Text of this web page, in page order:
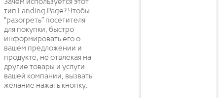
Зачем используется этот
тип Landing Page? Чтобы
“разогреть” посетителя
для покупки, быстро
информировать его о
вашем предложении и
продукте, не отвлекая на
другие товары и услуги
вашей компании, вызвать
желание нажать кнопку.